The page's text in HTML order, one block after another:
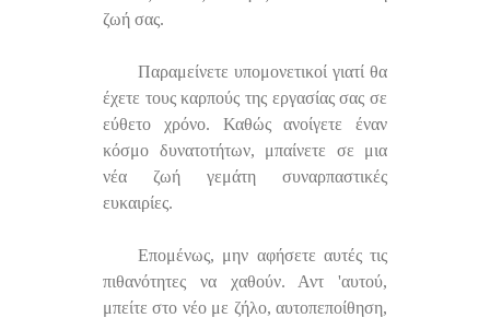
ζωή σας.
Παραμείνετε υπομονετικοί γιατί θα
έχετε τους καρπούς της εργασίας σας σε
εύθετο χρόνο. Καθώς ανοίγετε έναν
κόσμο δυνατοτήτων, μπαίνετε σε μια
νέα ζωή γεμάτη συναρπαστικές
ευκαιρίες.
Επομένως, μην αφήσετε αυτές τις
πιθανότητες να χαθούν. Αντ 'αυτού,
μπείτε στο νέο με ζήλο, αυτοπεποίθηση,